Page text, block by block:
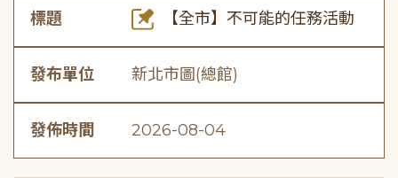
標題 【全市】不可能的任務活動
發布單位 新北市圖(總館)
發佈時間 2026-08-04